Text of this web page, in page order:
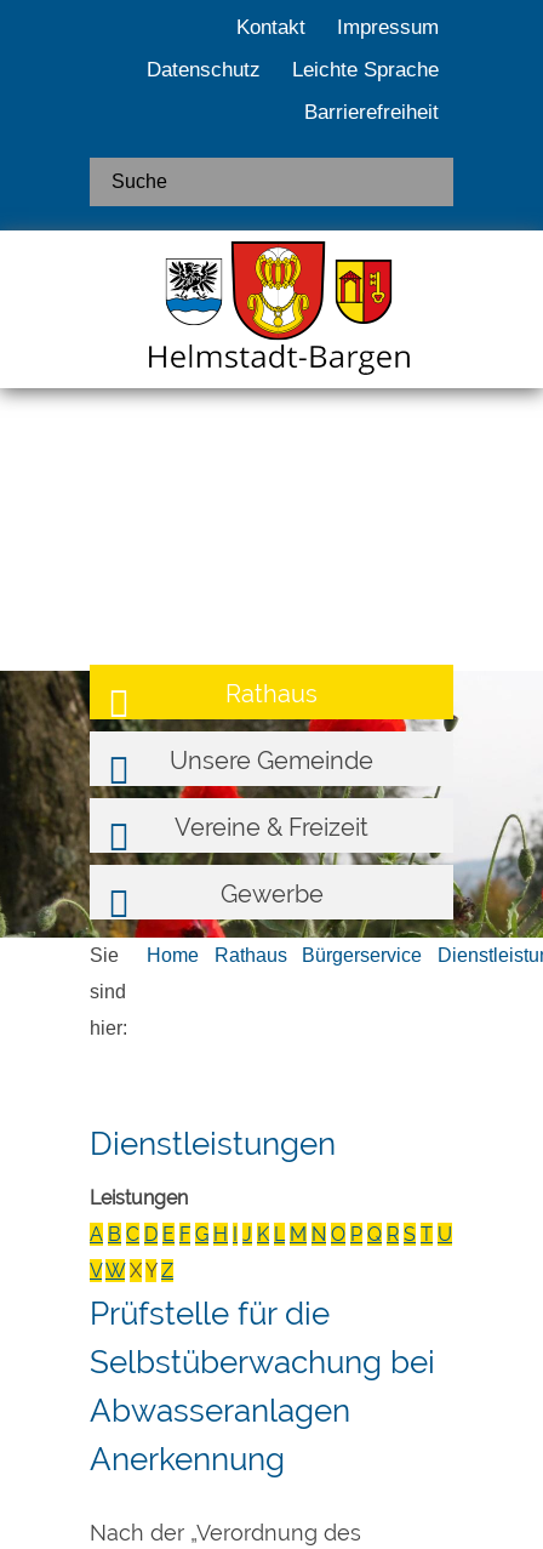
Kontakt
Impressum
Datenschutz
Leichte Sprache
Barrierefreiheit
Rathaus
Unsere Gemeinde
Vereine & Freizeit
Gewerbe
Sie
sind
hier:
Home Rathaus Bürgerservice
Dienstleistungen
Leistungen
A B C D E F G H I J K L M N O P Q R S T U
VW XY Z
Prüfstelle für die
Selbstüberwachung bei
Abwasseranlagen
Anerkennung
Nach der „Verordnung des